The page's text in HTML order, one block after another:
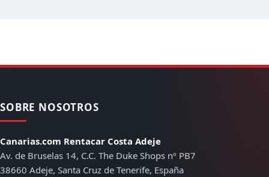
SOBRE NOSOTROS
Canarias.com Rentacar Costa Adeje
Av. de Bruselas 14, C.C. The Duke Shops nº PB7
38660 Adeje, Santa Cruz de Tenerife, España